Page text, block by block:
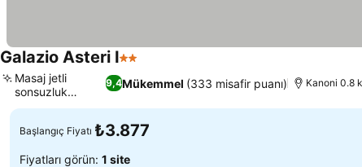
Galazio Asteri I2 Yıldız
9,4Mükemmel (333 misafir puanı)
Masaj jetli
sonsuzluk
havuzu
Kanoni 0.8
Başlangıç Fiyatı ₺3.877
Fiyatları görün: 1 site